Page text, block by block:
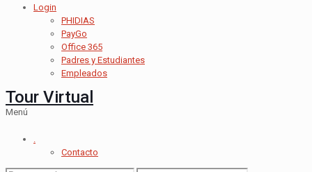
Login
PHIDIAS
PayGo
Office 365
Padres y Estudiantes
Empleados
Tour Virtual
Menú
.
Contacto